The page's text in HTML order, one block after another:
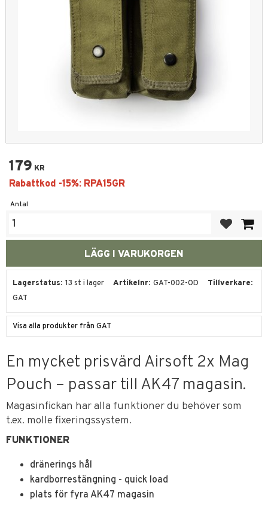
179 KR
Antal
Lagerstatus 13 st i lager Artikelnr GAT-002-OD
Tillverkare
GAT
Visa alla produkter från GAT
En mycket prisvärd Airsoft 2x Mag
Pouch – passar till AK47 magasin.
Magasinfickan har alla funktioner du behöver som
t.ex. molle fixeringssystem.
FUNKTIONER
dränerings hål
kardborrestängning - quick load
plats för fyra AK47 magasin